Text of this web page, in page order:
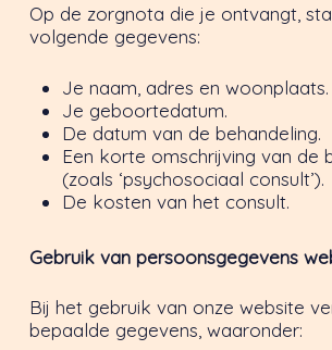
Op de zorgnota die je ontvangt,
volgende gegevens:
Je naam, adres en woonplaats.
Je geboortedatum.
De datum van de behandeling.
Een korte omschrijving van de
(zoals ‘psychosociaal consult’).
De kosten van het consult.
Gebruik van persoonsgegevens
Bij het gebruik van onze website
bepaalde gegevens, waaronder: